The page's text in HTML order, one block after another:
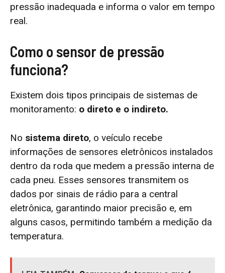
pressão inadequada e informa o valor em tempo
real.
Como o sensor de pressão
funciona?
Existem dois tipos principais de sistemas de
monitoramento: o direto e o indireto.
No sistema direto, o veículo recebe
informações de sensores eletrônicos instalados
dentro da roda que medem a pressão interna de
cada pneu. Esses sensores transmitem os
dados por sinais de rádio para a central
eletrônica, garantindo maior precisão e, em
alguns casos, permitindo também a medição da
temperatura.